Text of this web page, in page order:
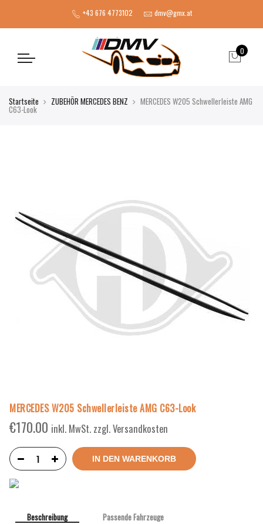
+43 676 4773102 dmv@gmx.at
0
Startseite ZUBEHÖR MERCEDES BENZ MERCEDES W205 Schwellerleiste AMG
C63-Look
MERCEDES W205 Schwellerleiste AMG C63-Look
€170.00 inkl. MwSt. zzgl. Versandkosten
IN DEN WARENKORB
Beschreibung
Passende Fahrzeuge